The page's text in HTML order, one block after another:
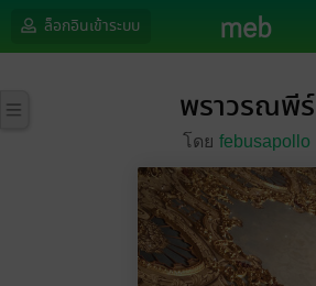
ล็อกอินเข้าระบบ
พราวรณพีร์
โดย febusapollo